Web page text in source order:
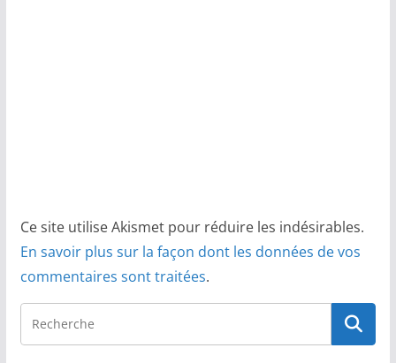
Ce site utilise Akismet pour réduire les indésirables.
En savoir plus sur la façon dont les données de vos
commentaires sont traitées.